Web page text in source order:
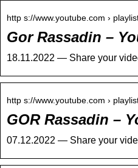
http s://www.youtube.com ›
Gor Rassadin –
18.11.2022 — Share your
http s://www.youtube.com ›
GOR Rassadin –
07.12.2022 — Share your